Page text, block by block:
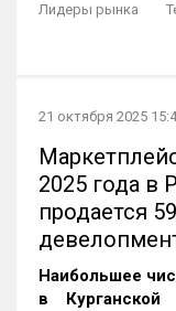
Лидеры рынка
21 октября 2025
2025 года в
продается
Наибольшее
в